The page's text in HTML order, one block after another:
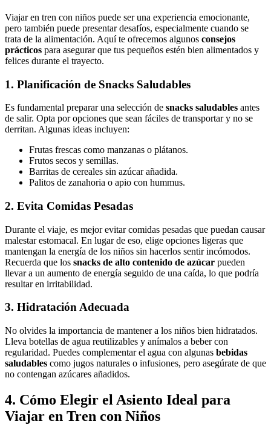
Viajar en tren con niños puede ser una experiencia emocionante,
pero también puede presentar desafíos, especialmente cuando se
trata de la alimentación. Aquí te ofrecemos algunos consejos
prácticos para asegurar que tus pequeños estén bien alimentados y
felices durante el trayecto.
1. Planificación de Snacks Saludables
Es fundamental preparar una selección de snacks saludables antes
de salir. Opta por opciones que sean fáciles de transportar y no se
derritan. Algunas ideas incluyen:
Frutas frescas como manzanas o plátanos.
Frutos secos y semillas.
Barritas de cereales sin azúcar añadida.
Palitos de zanahoria o apio con hummus.
2. Evita Comidas Pesadas
Durante el viaje, es mejor evitar comidas pesadas que puedan causar
malestar estomacal. En lugar de eso, elige opciones ligeras que
mantengan la energía de los niños sin hacerlos sentir incómodos.
Recuerda que los snacks de alto contenido de azúcar pueden
llevar a un aumento de energía seguido de una caída, lo que podría
resultar en irritabilidad.
3. Hidratación Adecuada
No olvides la importancia de mantener a los niños bien hidratados.
Lleva botellas de agua reutilizables y anímalos a beber con
regularidad. Puedes complementar el agua con algunas bebidas
saludables como jugos naturales o infusiones, pero asegúrate de que
no contengan azúcares añadidos.
4. Cómo Elegir el Asiento Ideal para
Viajar en Tren con Niños